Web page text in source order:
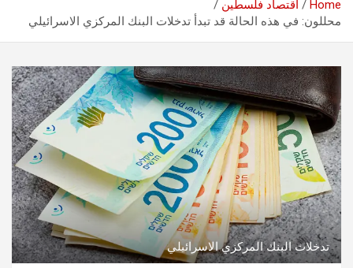
Home
اقتصاد فلسطين
محللون: في هذه الحالة قد تبدأ تدخلات البنك المركزي الاسرائيلي
تدخلات البنك المركزي الاسرائيلي